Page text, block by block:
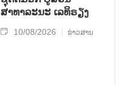
ສາທາລະນະ ເລທິຣຽງ
10/08/2026 ຂ່າວສານ